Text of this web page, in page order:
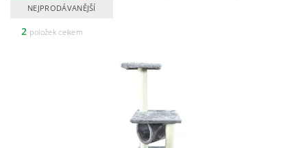
NEJPRODÁVANĚJŠÍ
2 položek celkem